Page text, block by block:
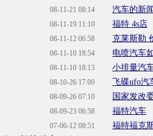
08-11-21 08:14
08-11-19 11:10
08-11-12 06:58
08-11-10 18:54
08-11-10 18:13
08-10-26 17:00
08-09-26 07:10
08-09-23 06:58
07-06-12 08:51
汽车的新闻
福特 4s店
克莱斯勒
电喷汽车
小排量汽
飞碟ufo汽
国家发改
福特汽车
福特福克